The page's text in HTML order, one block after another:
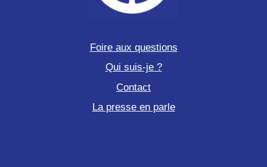
Foire aux questions
Qui suis-je ?
Contact
La presse en parle